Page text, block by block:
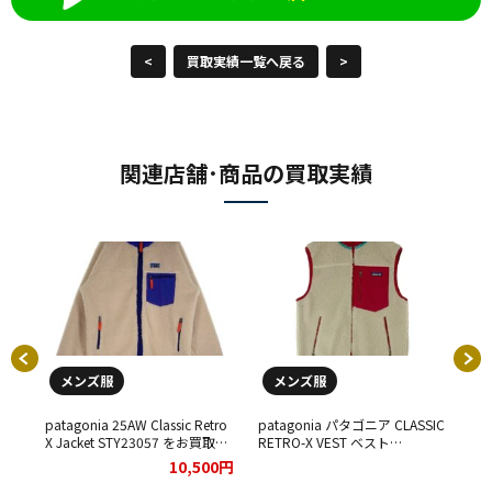
< 買取実績一覧へ戻る >
関連店舗･商品の買取実績
メンズ服
patagonia 25AW Classic Retro
X Jacket STY23057 をお買取り
させていただきました。10,500円
メンズ服
patagonia パタゴニア CLASSIC
RETRO-X VEST ベスト